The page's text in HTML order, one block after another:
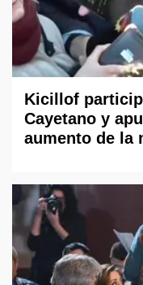
Kicillof
Cayetano y
aumento de la